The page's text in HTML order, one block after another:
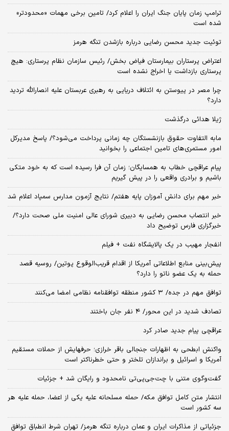
ترامپ زمان پایان جنگ ایران را اعلام کرد/ تامین برخی مهمات «محدودتر»
شده است
توئیت جدید محسن رضایی درباره بازشدن تنگه هرمز
اعتراض پرستاران بیمارستان فیاض بخش/ رئیس سازمان نظام پرستاری: هیچ
پرستاری بازداشت یا اخراج نشده است
چرا مصر در پیوستن به ائتلاف دریایی به رهبری عربستان علیه انصارالله تردید
دارد؟
ژیلا هدائی درگذشت
مابه التفاوت حقوق بازنشستگان چه زمانی پرداخت می‌شود؟/ پاسخ مدیرکل
امور مستمری‌های تامین اجتماعی را بخوانید
پیام عراقچی خطاب به همسایگان؛ زمان آن فرا رسیده است که به خود متکی
باشیم و برادری واقعی را در پیش گیریم
خبر مهم برای دانش آموزان پایه هفتم/ نتایج آزمون مدارس سمپاد اعلام شد
خبر انتصاب محسن رضایی به دبیری شورای عالی امنیت ملی صحت دارد؟/
خبرگزاری فارس توضیح داد
انفجار مهیب در یک پالایشگاه نفت + فیلم
پیش‌بینی منابع اطلاعاتی آمریکا از اقدام قریب‌الوقوع پوتین/ روسیه قصد
حمله به یک عضو ناتو را دارد؟
توافق مهم در جده/ ۳ کشور منطقه توافقنامه نظامی امضا می‌کنند
تصادف شدید در این محور/ ۴ نفر جان باختند
عراقچی پیام جدید صادر کرد
واکنش ابطحی به اظهارات جنجالی باقر خرازی؛ حرفهایش از حملات مستقیم
آمریکا و اسرائیل و براندازان تلختر و حتی خطرناکتر است
گفت‌وگوی متنی با چت‌جی‌پی‌تی نامحدود و رایگان شد + جزئیات
انتشار متن کامل توافق مکه/ حمله مسلحانه علیه یکی از اعضا، حمله علیه هر
سه کشور است
جزئیاتی از مذاکرات ایران و عمان درباره تنگه هرمز/ تهران شرط انطباق توافق